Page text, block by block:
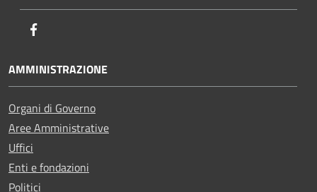
AMMINISTRAZIONE
Organi di Governo
Aree Amministrative
Uffici
Enti e fondazioni
Politici